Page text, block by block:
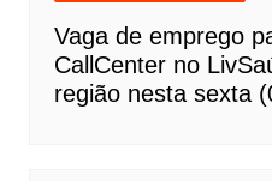
Vaga de emprego
CallCenter no
região nesta sexta